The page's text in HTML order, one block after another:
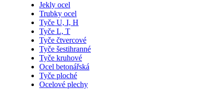
Jekly ocel
Trubky ocel
Tyče U, I, H
Tyče L, T
Tyče čtvercové
Tyče šestihranné
Tyče kruhové
Ocel betonářská
Tyče ploché
Ocelové plechy